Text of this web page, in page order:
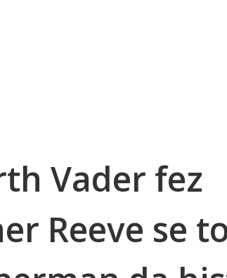
Vader fez
Reeve se